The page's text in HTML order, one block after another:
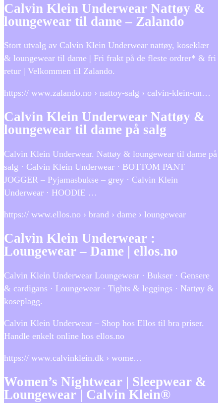
Calvin Klein Underwear Nattøy &
loungewear til dame – Zalando
Stort utvalg av Calvin Klein Underwear nattøy, koseklær
& loungewear til dame | Fri frakt på de fleste ordrer* & fri
retur | Velkommen til Zalando.
https:// www.zalando.no › nattoy-salg › calvin-klein-un…
Calvin Klein Underwear Nattøy &
loungewear til dame på salg
Calvin Klein Underwear. Nattøy & loungewear til dame på
salg · Calvin Klein Underwear · BOTTOM PANT
JOGGER – Pyjamasbukse – grey · Calvin Klein
Underwear · HOODIE …
https:// www.ellos.no › brand › dame › loungewear
Calvin Klein Underwear :
Loungewear – Dame | ellos.no
Calvin Klein Underwear Loungewear · Bukser · Gensere
& cardigans · Loungewear · Tights & leggings · Nattøy &
koseplagg.
Calvin Klein Underwear – Shop hos Ellos til bra priser.
Handle enkelt online hos ellos.no
https:// www.calvinklein.dk › wome…
Women’s Nightwear | Sleepwear &
Loungewear | Calvin Klein®